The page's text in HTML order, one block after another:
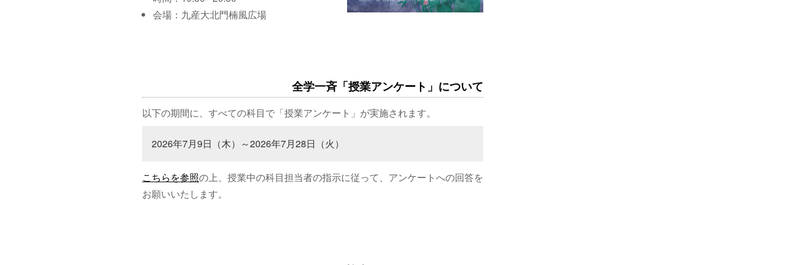
会場：九産大北門楠風広場
全学一斉「授業アンケート」について
以下の期間に、すべての科目で「授業アンケート」が実施されます。
2026年7月9日（木）～2026年7月28日（火）
こちらを参照の上、授業中の科目担当者の指示に従って、アンケートへの回答を
お願いいたします。